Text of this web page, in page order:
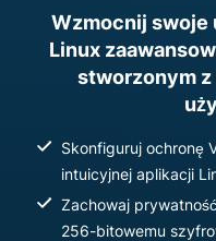
Wzmocnij swoje
Linux
stworzonym
Skonfiguruj ochronę
intuicyjnej aplikacji
Zachowaj
256-bitowemu